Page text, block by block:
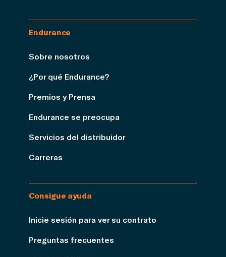
Endurance
Sobre nosotros
¿Por qué Endurance?
Premios y Prensa
Endurance se preocupa
Servicios del distribuidor
Carreras
Consigue ayuda
Inicie sesión para ver su contrato
Preguntas frecuentes